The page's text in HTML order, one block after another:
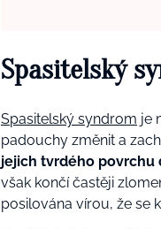
Spasitelský
Spasitelský syndrom je
padouchy změnit a
jejich tvrdého povrchu
však končí častěji
posilována vírou, že se